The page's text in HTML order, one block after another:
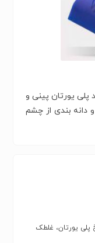
پلی یورتان پینی و
و دانه بندی از چشم
پلی یورتان، غلطک